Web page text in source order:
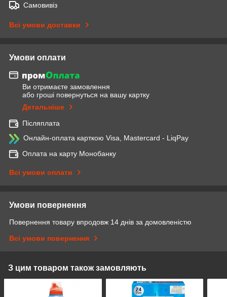
Самовивіз
Всі умови доставки
Умови оплати
Ви отримаєте замовлення
або гроші повернуться на вашу картку
Детальніше
Післяплата
Онлайн-оплата карткою Visa, Mastercard - LiqPay
Оплата на карту Монобанку
Всі умови оплати
Умови повернення
Повернення товару впродовж 14 днів за домовленістю
Всі умови повернення
З цим товаром також замовляють